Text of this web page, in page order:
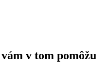
v tom pomôžu